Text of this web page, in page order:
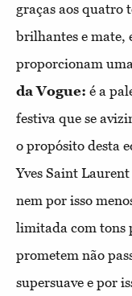
graças aos quatro
brilhantes e mate,
proporcionam
da Vogue: é a
festiva que se
o propósito desta
Yves Saint
nem por isso
limitada com tons
prometem não
supersuave e por